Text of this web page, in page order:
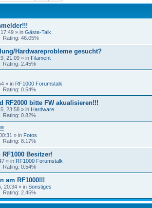
» in Gäste-Talk
Rating: 46.05%
Hardwareprobleme gesucht?
21:09 » in Filament
Rating: 2.45%
» in RF1000 Forumstalk
Rating: 0.54%
RF2000 bitte FW akualisieren!!!
23:58 » in Hardware
Rating: 0.82%
» in Fotos
Rating: 8.17%
Besitzer!
» in RF1000 Forumstalk
Rating: 0.54%
am RF1000!!!
20:34 » in Sonstiges
Rating: 2.45%